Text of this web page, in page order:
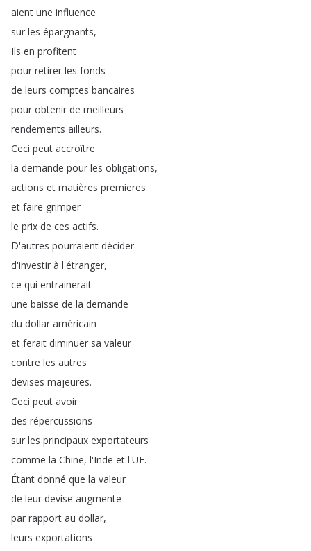
aient une influence
sur les épargnants,
Ils en profitent
pour retirer les fonds
de leurs comptes bancaires
pour obtenir de meilleurs
rendements ailleurs.
Ceci peut accroître
la demande pour les obligations,
actions et matières premieres
et faire grimper
le prix de ces actifs.
D'autres pourraient décider
d'investir à l'étranger,
ce qui entrainerait
une baisse de la demande
du dollar américain
et ferait diminuer sa valeur
contre les autres
devises majeures.
Ceci peut avoir
des répercussions
sur les principaux exportateurs
comme la Chine, l'Inde et l'UE.
Étant donné que la valeur
de leur devise augmente
par rapport au dollar,
leurs exportations